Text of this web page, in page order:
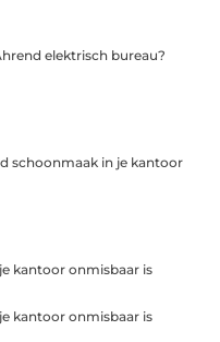
elektrisch bureau?
schoonmaak in je kantoor
kantoor onmisbaar is
kantoor onmisbaar is